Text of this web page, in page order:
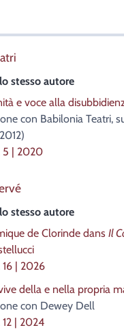
stesso autore
e voce alla
con Babilonia Teatri,
5 | 2020
stesso autore
de Clorinde dans Il
16 | 2026
della e nella propria
con Dewey Dell
12 | 2024